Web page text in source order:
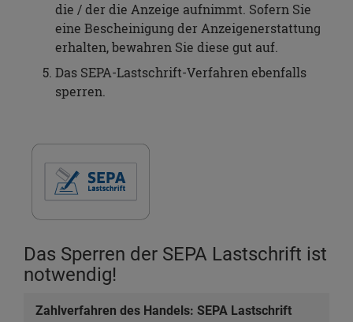
die / der die Anzeige aufnimmt. Sofern Sie
eine Bescheinigung der Anzeigenerstattung
erhalten, bewahren Sie diese gut auf.
Das SEPA-Lastschrift-Verfahren ebenfalls
sperren.
Das Sperren der SEPA Lastschrift ist
notwendig!
Zahlverfahren des Handels: SEPA Lastschrift